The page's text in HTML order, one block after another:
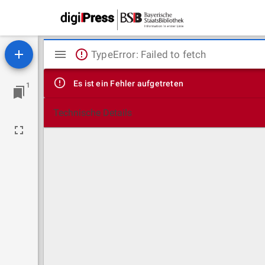
1
Mirador
Viewer
TypeError: Failed to fetch
Es ist ein Fehler aufgetreten
Technische Details